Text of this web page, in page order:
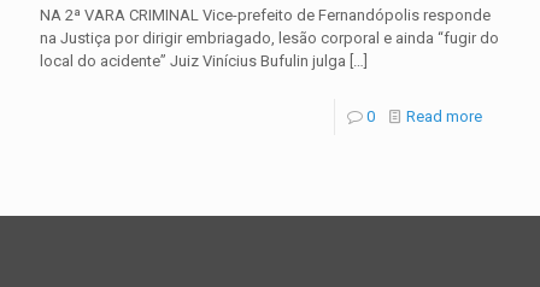
NA 2ª VARA CRIMINAL Vice-prefeito de Fernandópolis responde
na Justiça por dirigir embriagado, lesão corporal e ainda “fugir do
local do acidente” Juiz Vinícius Bufulin julga
0 Read more